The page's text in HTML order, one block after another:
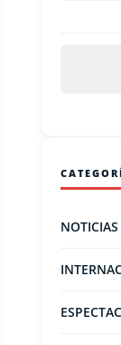
NOTICIAS